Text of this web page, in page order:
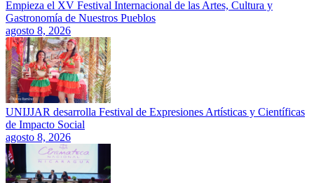
Empieza el XV Festival Internacional de las Artes, Cultura y
Gastronomía de Nuestros Pueblos
agosto 8, 2026
UNIJJAR desarrolla Festival de Expresiones Artísticas y Científicas
de Impacto Social
agosto 8, 2026